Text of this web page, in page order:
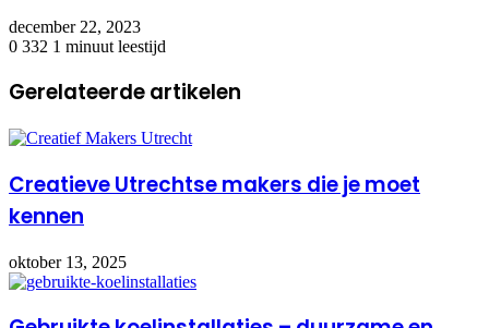
december 22, 2023
0 332 1 minuut leestijd
Gerelateerde artikelen
Creatieve Utrechtse makers die je moet
kennen
oktober 13, 2025